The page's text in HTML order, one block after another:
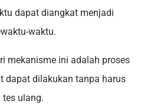
dapat diangkat menjadi
waktu.
mekanisme ini adalah proses
dapat dilakukan tanpa harus
ulang.